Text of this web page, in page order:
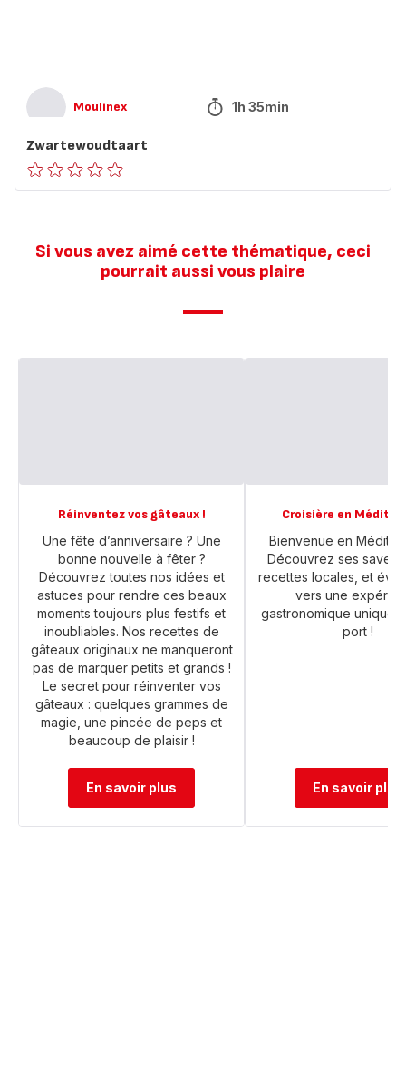
Moulinex 1h 35min
Zwartewoudtaart
ratings.0
Si vous avez aimé cette thématique, ceci
pourrait aussi vous plaire
Réinventez vos gâteaux !
Une fête d’anniversaire ? Une
bonne nouvelle à fêter ?
Découvrez toutes nos idées et
astuces pour rendre ces beaux
moments toujours plus festifs et
inoubliables. Nos recettes de
gâteaux originaux ne manqueront
pas de marquer petits et grands !
Le secret pour réinventer vos
gâteaux : quelques grammes de
magie, une pincée de peps et
beaucoup de plaisir !
En savoir plus
Croisière en
Bienvenue en
Découvrez ses
recettes locales, et
vers une
gastronomique unique
port !
En savoir plus